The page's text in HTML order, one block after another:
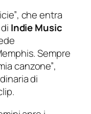
, che entra
Indie Music
Sempre
canzone”,
di